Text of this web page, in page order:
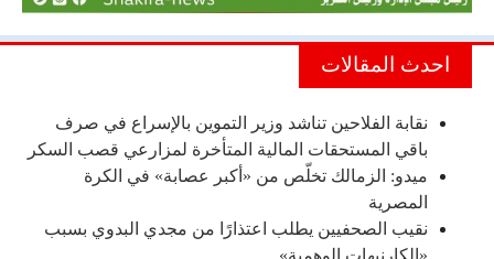
احدث المقالات
نقابة الفلاحين تناشد وزير التموين بالإسراع في صرف
باقي المستحقات المالية المتأخرة لمزارعي قصب السكر
ميدو: الزمالك تخلّص من «أكبر عصابة» في الكرة
المصرية
نقيب الصحفيين يطلب اعتذارًا من مجدي البدوي بسبب
«الكارنيهات الوهمية»